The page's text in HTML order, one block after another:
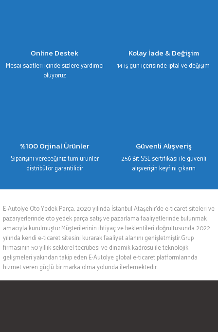
Online Destek
Mesai saatleri içinde sizlere yardımcı
oluyoruz
Kolay İade & Değişim
14 iş gün içerisinde iptal ve değişim
%100 Orjinal Ürünler
Siparişini vereceğiniz tüm ürünler
distribütör garantilidir
Güvenli Alışveriş
256 Bit SSL sertifikası ile güvenli
alışverişin keyfini çıkarın
E-Autolye Oto Yedek Parça, 2020 yılında İstanbul Ataşehir’de e-ticaret siteleri ve
pazaryerlerinde oto yedek parça satış ve pazarlama faaliyetlerinde bulunmak
amacıyla kurulmuştur.Müşterilerinin ihtiyaç ve beklentileri doğrultusunda 2022
yılında kendi e-ticaret sitesini kurarak faaliyet alanını genişletmiştir.Grup
firmasının 50 yıllık sektörel tecrübesi ve dinamik kadrosu ile teknolojik
gelişmeleri yakından takip eden E-Autolye global e-ticaret platformlarında
hizmet veren güçlü bir marka olma yolunda ilerlemektedir.